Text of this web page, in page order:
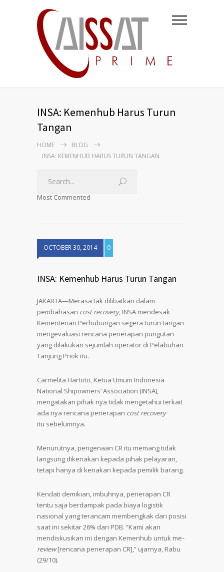
INSA: Kemenhub Harus Turun
Tangan
HOME
BLOG
INSA: KEMENHUB HARUS TURUN TANGAN
Most Commented
OCTOBER 30, 2014 0
INSA: Kemenhub Harus Turun Tangan
JAKARTA—Merasa tak dilibatkan dalam
pembahasan cost recovery, INSA mendesak
Kementerian Perhubungan segera turun tangan
mengevaluasi rencana penerapan pungutan
yang dilakukan sejumlah operator di Pelabuhan
Tanjung Priok itu.
Carmelita Hartoto, Ketua Umum Indonesia
National Shipowners’ Association (INSA),
mengatakan pihak nya tidak mengetahui terkait
ada nya rencana penerapan cost recovery
itu sebelumnya.
Menurutnya, pengenaan CR itu memang tidak
langsung dikenakan kepada pihak pelayaran,
tetapi hanya di kenakan kepada pemilik barang.
Kendati demikian, imbuhnya, penerapan CR
tentu saja berdampak pada biaya logistik
nasional yang terancam membengkak dari posisi
saat ini sekitar 26% dari PDB. “Kami akan
mendiskusikan ini dengan Kemenhub untuk me-
review[rencana penerapan CR],” ujarnya, Rabu
(29/10).